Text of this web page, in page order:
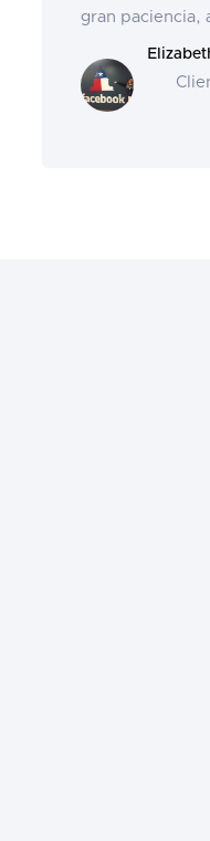
gran paciencia,